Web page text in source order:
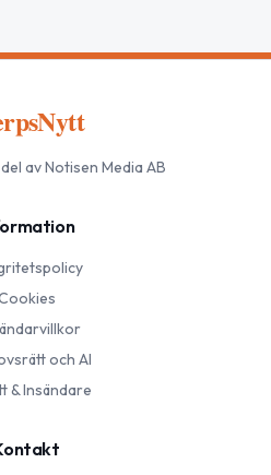
av Notisen Media AB
och AI
& Insändare